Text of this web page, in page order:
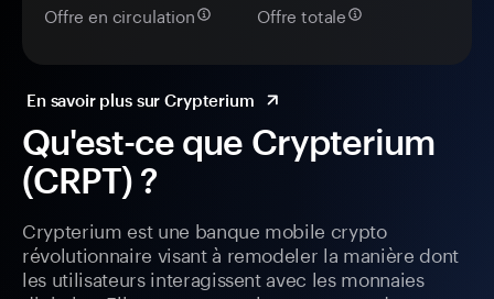
Qu'est-ce que Crypterium
(CRPT) ?
Crypterium est une banque mobile crypto
révolutionnaire visant à remodeler la manière dont
les utilisateurs interagissent avec les monnaies
Offre en circulation Offre totale
En savoir plus sur Crypterium